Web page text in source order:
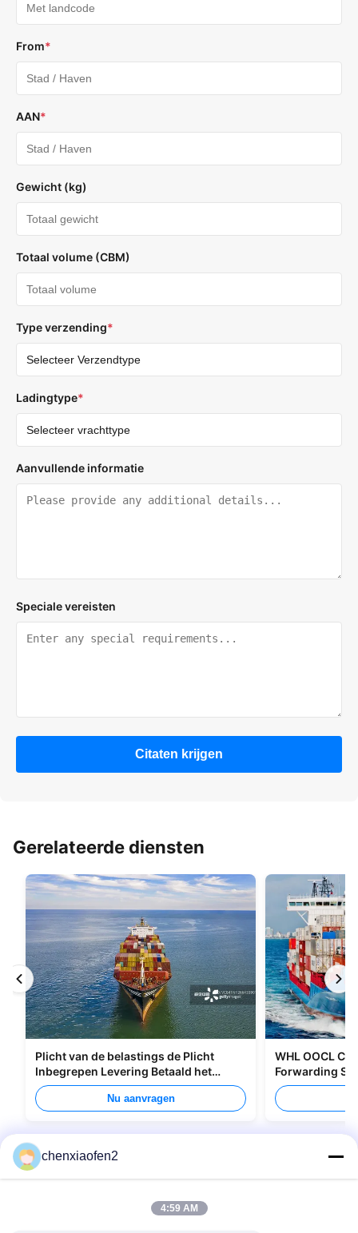
From*
AAN*
Gewicht (kg)
Totaal volume (CBM)
Type verzending*
Ladingtype*
Aanvullende informatie
Speciale vereisten
Citaten krijgen
Gerelateerde diensten
Plicht van de belastings de Plicht
Inbegrepen Levering Betaald het
Verschepen van Allerlei Verpakking
Nu aanvragen
WHL OOCL
Forwarding
Canada
chenxiaofen2
4:59 AM